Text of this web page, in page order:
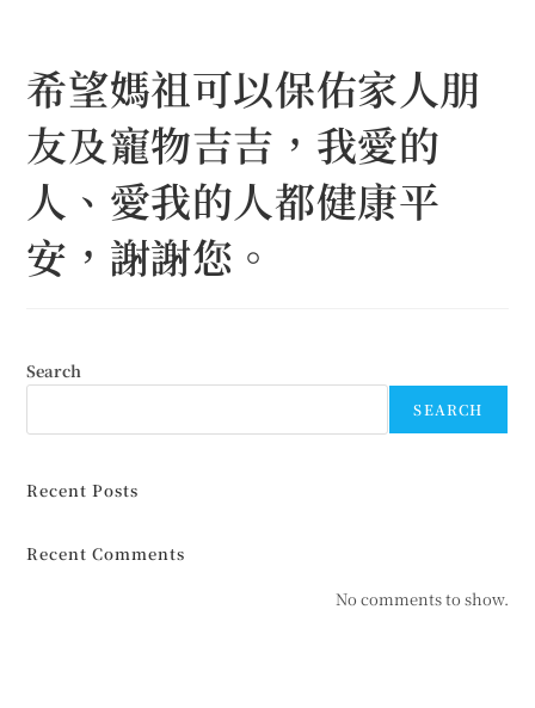
content希望媽祖可以保佑家人朋
友及寵物吉吉，我愛的
人、愛我的人都健康平
安，謝謝您。
Search
SEARCH
Recent Posts
Recent Comments
No comments to show.